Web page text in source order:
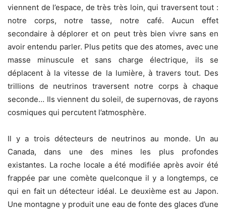
viennent de l’espace, de très très loin, qui traversent tout :
notre corps, notre tasse, notre café. Aucun effet
secondaire à déplorer et on peut très bien vivre sans en
avoir entendu parler. Plus petits que des atomes, avec une
masse minuscule et sans charge électrique, ils se
déplacent à la vitesse de la lumière, à travers tout. Des
trillions de neutrinos traversent notre corps à chaque
seconde… Ils viennent du soleil, de supernovas, de rayons
cosmiques qui percutent l’atmosphère.
Il y a trois détecteurs de neutrinos au monde. Un au
Canada, dans une des mines les plus profondes
existantes. La roche locale a été modifiée après avoir été
frappée par une comète quelconque il y a longtemps, ce
qui en fait un détecteur idéal. Le deuxième est au Japon.
Une montagne y produit une eau de fonte des glaces d’une